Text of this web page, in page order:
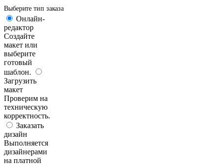
Выберите тип заказа
Онлайн-
редактор
Создайте
макет или
выберите
готовый
шаблон.
Загрузить
макет
Проверим на
техническую
корректность.
Заказать
дизайн
Выполняется
дизайнерами
на платной